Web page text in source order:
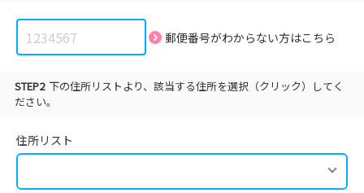
郵便番号がわからない方はこちら
STEP2 下の住所リストより、該当する住所を選択（クリック）してく
ださい。
住所リスト